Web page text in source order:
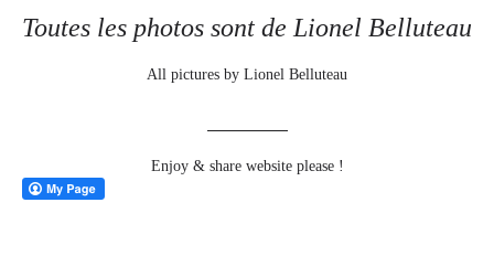
Toutes les photos sont de Lionel Belluteau
All pictures by Lionel Belluteau
Enjoy & share website please !